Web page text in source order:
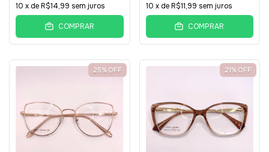
10 x deR$14,99 sem juros
COMPRAR
10 x deR$11,99 sem juros
COMPRAR
25% OFF 21% OFF